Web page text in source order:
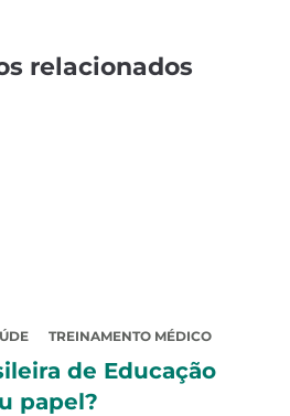
relacionados
TREINAMENTO MÉDICO
de Educação
papel?